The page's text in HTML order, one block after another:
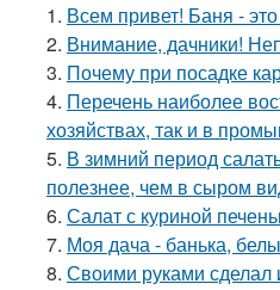
1. Всем привет! Баня -
2. Внимание, дачники!
3. Почему при посадке
4. Перечень наиболее
хозяйствах, так и в
5. В зимний период
полезнее, чем в сыром
6. Салат с куриной
7. Моя дача - банька,
8. Своими руками сделал